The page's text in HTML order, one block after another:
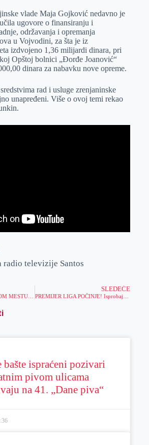
vlade Maja Gojković nedavno je
ugovore o finansiranju i
održavanja i opremanja
u Vojvodini, za šta je iz
izdvojeno 1,36 milijardi dinara, pri
Opštoj bolnici „Đorđe Joanović“
dinara za nabavku nove opreme.
rad i usluge zrenjaninske
unapređeni. Više o ovoj temi rekao
radio televizije Santos
BRIGA O DECI NA PRVOM MESTU: Meridian fodacija donirala klima uređaje Univerzitetskoj klinici u Tiršovoj
SLEDEĆE
bašte ispraćeni pozivari
pivom ulicama
na 41. „Dane piva“